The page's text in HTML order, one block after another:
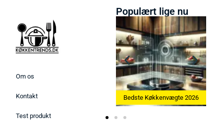
Om os
Kontakt
Test produkt
Populært lige nu
Bedste Ismaskine 2026 Bedste Køkkenvægte 2026